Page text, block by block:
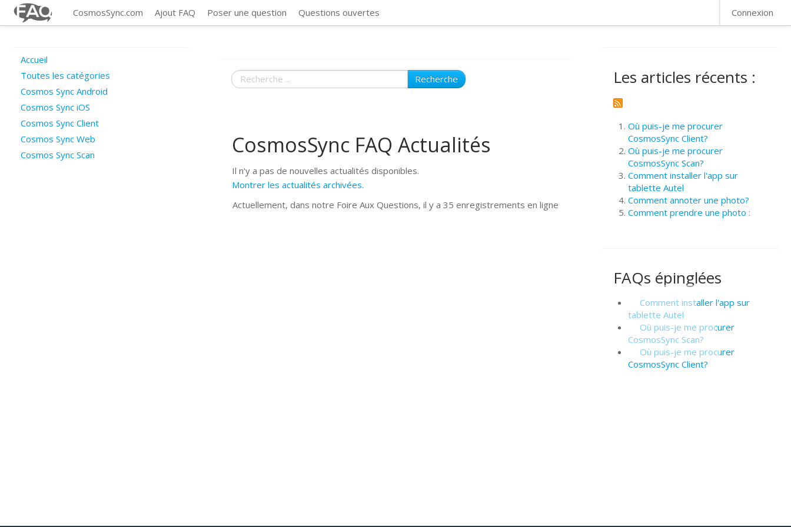
CosmosSync.com Ajout FAQ Poser une question Questions ouvertes Connexion
Accueil
Toutes les catégories
Cosmos Sync Android
Cosmos Sync iOS
Cosmos Sync Client
Cosmos Sync Web
Cosmos Sync Scan
Recherche
CosmosSync FAQ Actualités
Il n'y a pas de nouvelles actualités disponibles.
Montrer les actualités archivées.
Actuellement, dans notre Foire Aux Questions, il y a 35 enregistrements en ligne
Les articles récents :
Où puis-je me procurer
CosmosSync Client?
Où puis-je me procurer
CosmosSync Scan?
Comment installer l'app sur
tablette Autel
Comment annoter une photo?
Comment prendre une photo :
FAQs épinglées
Comment installer l'app sur
tablette Autel
Où puis-je me procurer
CosmosSync Scan?
Où puis-je me procurer
CosmosSync Client?